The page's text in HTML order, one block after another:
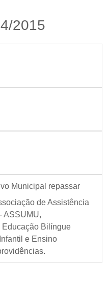
2015
Municipal repassar
de Assistência
ASSUMU,
Educação Bilíngue
e Ensino